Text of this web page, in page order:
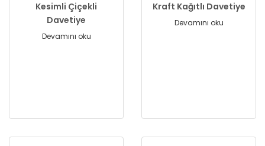
Kesimli Çiçekli
Davetiye
Devamını oku
Kraft Kağıtlı Davetiye
Devamını oku